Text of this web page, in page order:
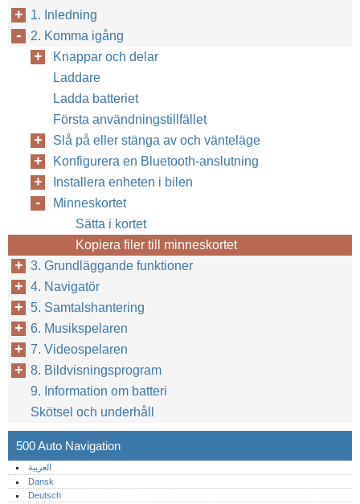
1. Inledning
2. Komma igång
Knappar och delar
Laddare
Ladda batteriet
Första användningstillfället
Slå på eller stänga av och vänteläge
Konfigurera en Bluetooth-anslutning
Installera enheten i bilen
Minneskortet
Sätta i kortet
Kopiera filer till minneskortet
3. Grundläggande funktioner
4. Navigatör
5. Samtalshantering
6. Musikspelaren
7. Videospelaren
8. Bildvisningsprogram
9. Information om batteri
Skötsel och underhåll
500 Auto Navigation
العربية
Dansk
Deutsch